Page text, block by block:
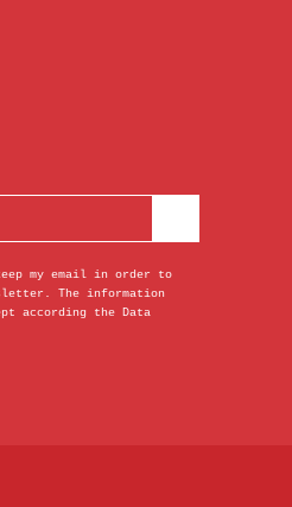
my email in order to
The information
according the Data